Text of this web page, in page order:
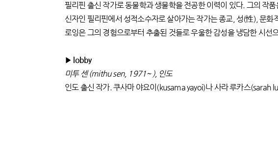
필리핀 출신 작가로 동물학과 생물학을 전공한 이력이 있다. 그의 작
신자인 필리핀에서 성적소수자로 살아가는 작가는 종교, 성(性), 문
로잉은 그의 경험으로부터 추출된 것들로 우울한 감성을 냉담한 시선
▶ lobby
미투 센 (mithu sen, 1971~ ), 인도
인도 출신 작가. 쿠사마 야요이(kusama yayoi)나 사라 루카스(sarah